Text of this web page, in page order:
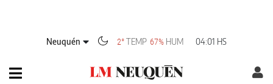
Neuquén 2° TEMP 67% HUM 04:01 HS